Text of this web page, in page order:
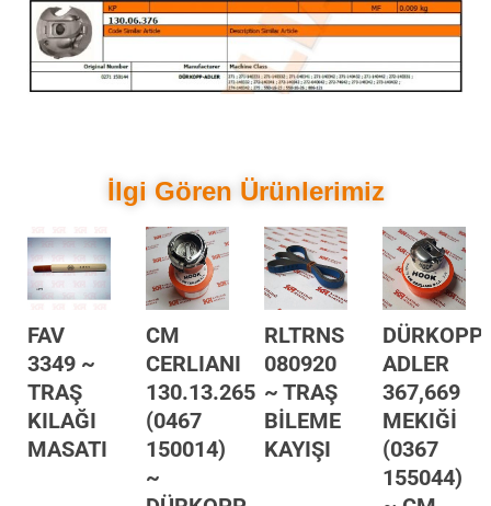
İlgi Gören Ürünlerimiz
FAV
3349 ~
TRAŞ
KILAĞI
MASATI
CM
CERLIANI
130.13.265
(0467
150014)
~
RLTRNS
080920
~ TRAŞ
BİLEME
KAYIŞI
DÜRKOPP
ADLER
367,669
MEKIĞİ
(0367
155044)